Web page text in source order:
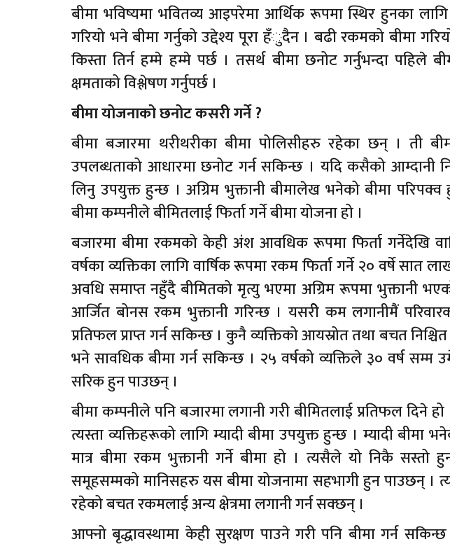
बीमा भविष्यमा भवितव्य आइपरेमा आर्थिक रूपमा स्थिर हुनका
गरियो भने बीमा गर्नुको उद्देश्य पूरा हँुदैन । बढी रकमको बीमा
किस्ता तिर्न हम्मे हम्मे पर्छ । तसर्थ बीमा छनोट गर्नुभन्दा पहिले
क्षमताको विश्लेषण गर्नुपर्छ ।
बीमा योजनाको छनोट कसरी गर्ने ?
बीमा बजारमा थरीथरीका बीमा पोलिसीहरु रहेका छन् ।
उपलब्धताको आधारमा छनोट गर्न सकिन्छ । यदि कसैको आम्दानी
लिनु उपयुक्त हुन्छ । अग्रिम भुक्तानी बीमालेख भनेको बीमा
बीमा कम्पनीले बीमितलाई फिर्ता गर्ने बीमा योजना हो ।
बजारमा बीमा रकमको केही अंश आवधिक रूपमा फिर्ता गर्नेदेखि
वर्षका व्यक्तिका लागि वार्षिक रूपमा रकम फिर्ता गर्ने २० वर्षे सात
अवधि समाप्त नहुँदै बीमितको मृत्यु भएमा अग्रिम रूपमा भुक्तानी
आर्जित बोनस रकम भुक्तानी गरिन्छ । यसरीे कम लगानीमैं
प्रतिफल प्राप्त गर्न सकिन्छ । कुनै व्यक्तिको आयस्रोत तथा बचत
भने सावधिक बीमा गर्न सकिन्छ । २५ वर्षको व्यक्तिले ३० वर्ष सम्म
सरिक हुन पाउछन् ।
बीमा कम्पनीले पनि बजारमा लगानी गरी बीमितलाई प्रतिफल दिने
त्यस्ता व्यक्तिहरूको लागि म्यादी बीमा उपयुक्त हुन्छ । म्यादी बीमा
मात्र बीमा रकम भुक्तानी गर्ने बीमा हो । त्यसैले यो निकै सस्तो
समूहसम्मको मानिसहरु यस बीमा योजनामा सहभागी हुन पाउछन् ।
रहेको बचत रकमलाई अन्य क्षेत्रमा लगानी गर्न सक्छन् ।
आफ्नो बृद्धावस्थामा केही सुरक्षण पाउने गरी पनि बीमा गर्न